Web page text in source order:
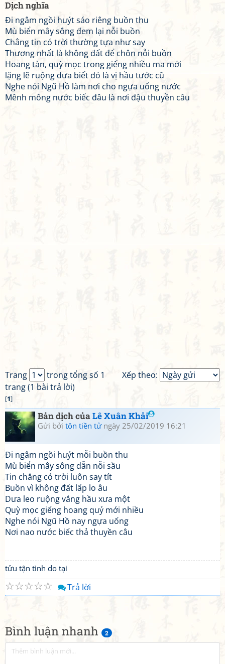
Bình luận nhanh 2
Dịch nghĩa
Đi ngâm ngồi huýt sáo riêng buồn thu
Mù biển mây sông đem lại nỗi buồn
Chẳng tin có trời thường tựa như say
Thương nhất là không đất để chôn nỗi buồn
Hoang tàn, quỳ mọc trong giếng nhiều ma mới
lặng lẽ ruộng dưa biết đó là vị hầu tước cũ
Nghe nói Ngũ Hồ làm nơi cho ngựa uống nước
Mênh mông nước biếc đâu là nơi đậu thuyền câu
Xếp theo:
Trang
trong tổng số 1
trang (1 bài trả lời)
[1]
Bản dịch củaLê Xuân Khải
Gửi bởi tôn tiền tửngày 25/02/2019 16:21
Đi ngâm ngồi huýt mỗi buồn thu
Mù biển mây sông dẫn nỗi sầu
Tin chẳng có trời luôn say tít
Buồn vì không đất lấp lo âu
Dưa leo ruộng vắng hầu xưa một
Quỳ mọc giếng hoang quỷ mới nhiều
Nghe nói Ngũ Hồ nay ngựa uống
Nơi nao nước biếc thả thuyền câu
tửu tận tình do tại
☆
☆
☆
☆
☆ Trả lời